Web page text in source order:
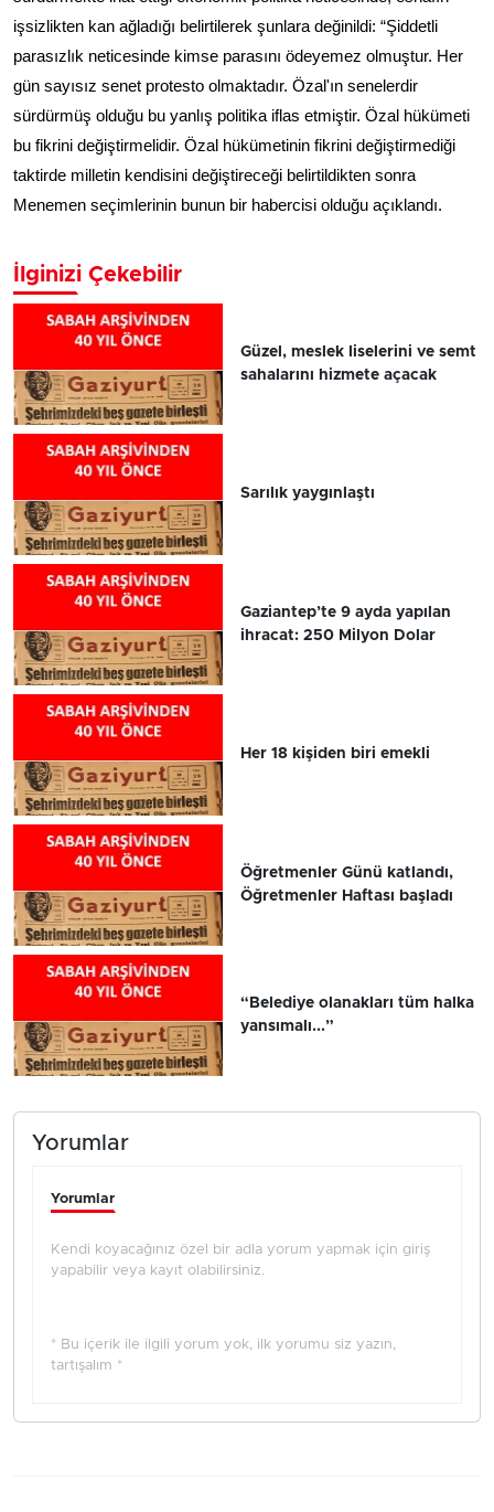
işsizlikten kan ağladığı belirtilerek şunlara değinildi: “Şiddetli
parasızlık neticesinde kimse parasını ödeyemez olmuştur. Her
gün sayısız senet protesto olmaktadır. Özal'ın senelerdir
sürdürmüş olduğu bu yanlış politika iflas etmiştir. Özal hükümeti
bu fikrini değiştirmelidir. Özal hükümetinin fikrini değiştirmediği
taktirde milletin kendisini değiştireceği belirtildikten sonra
Menemen seçimlerinin bunun bir habercisi olduğu açıklandı.
İlginizi Çekebilir
Güzel, meslek liselerini ve semt
sahalarını hizmete açacak
Sarılık yaygınlaştı
Gaziantep’te 9 ayda yapılan
ihracat: 250 Milyon Dolar
Her 18 kişiden biri emekli
Öğretmenler Günü katlandı,
Öğretmenler Haftası başladı
“Belediye olanakları tüm halka
yansımalı...”
Yorumlar
Yorumlar
Kendi koyacağınız özel bir adla yorum yapmak için giriş
yapabilir veya kayıt olabilirsiniz.
* Bu içerik ile ilgili yorum yok, ilk yorumu siz yazın,
tartışalım *